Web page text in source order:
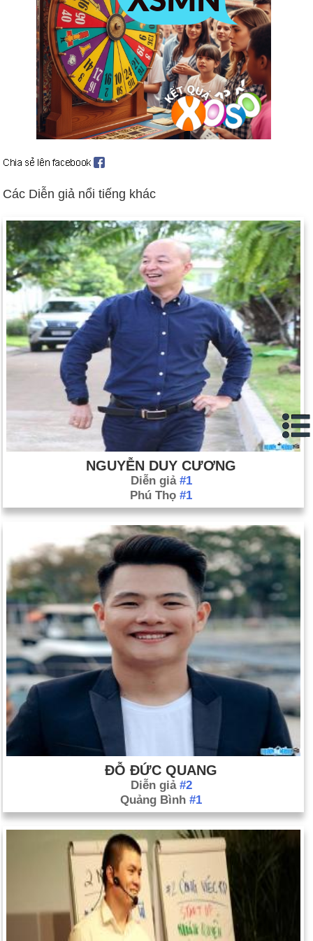
Những người theo đạo Tin lành Ulster tuyên bố ngừng bắn
(ngày 13 tháng 10).
Aristide trở lại Haiti (ngày 4 tháng 10), thành lập Chính phủ với
Thủ tướng và Nội các đầy đủ (ngày 9 tháng 11).
Hoa Kỳ cử lực lượng đến Vịnh Ba Tư (ngày 7 tháng 10).
Người Nga tấn công Cộng hòa Chechnya ly khai (ngày 11
tháng 12 và tiếp theo).
của Anh.
Washington đã vượt qua sông Delaware và khiến những
người Hessian kinh ngạc.
Ngày 25-12 năm 1868:Tổng thống Andrew Johnson đã ân xá
vô điều kiện cho tất cả những người có liên quan đến cuộc nổi
dậy ở miền Nam dẫn đến Nội chiến.
Ngày 25-12 năm 1926:
Hirohito trở thành hoàng đế của Nhật
Bản.
Ngày 25-12 năm 1977:
Nam diễn viên, đạo diễn và nhà sản
xuất phim người Anh Charlie Chaplin qua đời ở Thụy Sĩ ở tuổi
Ngày 25-12 năm 1989: Cựu tổng thống Romania Nicolae
Ceausescu và vợ bị xử tử.
Tổng thống Mikhail Gorbachev từ
chức sau khi Liên Xô tan rã.
Các Diễn giả nổi tiếng khác
NGUYỄN DUY CƯƠNG
Diễn giả #1
Phú Thọ #1
ĐỖ ĐỨC QUANG
Diễn giả #2
Quảng Bình #1